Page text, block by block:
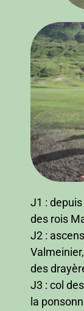
J1 :
des rois
J2 :
des
J3 : col
la